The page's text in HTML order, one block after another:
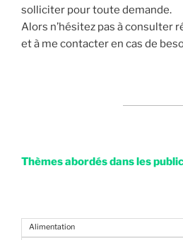
solliciter pour toute demande.
Alors n’hésitez pas à consulter
et à me contacter en cas de
Thèmes abordés dans les
Alimentation